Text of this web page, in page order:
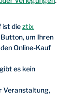
ist dieztix
um Ihren
Online-Kauf
es kein
Veranstaltung,